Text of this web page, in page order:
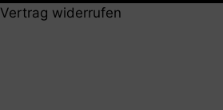
Vertrag widerrufen